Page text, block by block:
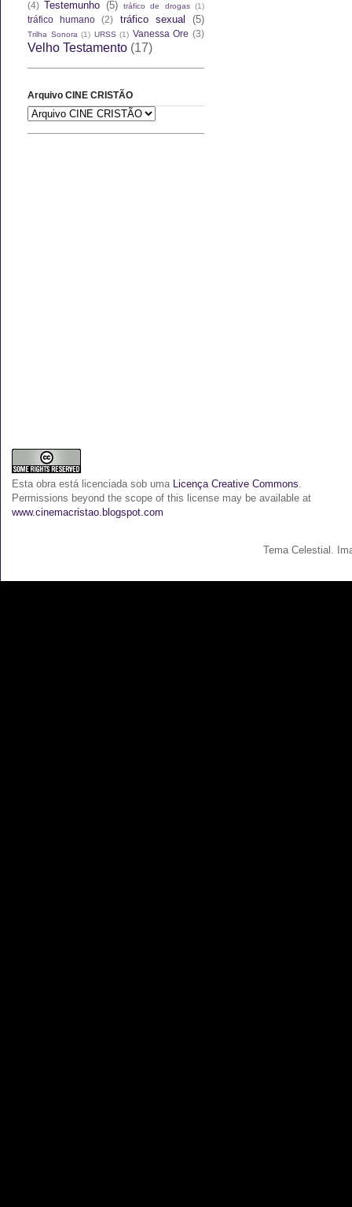
(4) Testemunho (5) tráfico de drogas (1)
tráfico humano (2) tráfico sexual (5)
Trilha Sonora (1) URSS (1) Vanessa Ore (3)
Velho Testamento (17)
Arquivo CINE CRISTÃO
Esta obra está licenciada sob uma Licença Creative Commons
Permissions beyond the scope of this license may be available at
www.cinemacristao.blogspot.com
Tema Celestial.